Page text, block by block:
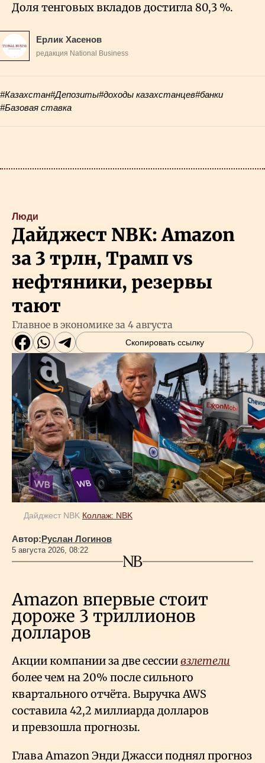
Доля тенговых вкладов достигла 80,3 %.
Ерлик Хасенов
редакция National Business
#Казахстан#Депозиты#доходы казахстанцев#банки
#Базовая ставка
Люди
Дайджест NBK: Amazon
за 3 трлн, Трамп vs
нефтяники, резервы
тают
Главное в экономике за 4 августа
Скопировать ссылку
Дайджест NBK Коллаж: NBK
Автор:Руслан Логинов
5 августа 2026, 08:22
Amazon впервые стоит
дороже 3 триллионов
долларов
Акции компании за две сессиивзлетели
более чем на 20% после сильного
квартального отчёта. Выручка AWS
составила 42,2 миллиарда долларов
и превзошла прогнозы.
Глава Amazon Энди Джасси поднял прогноз